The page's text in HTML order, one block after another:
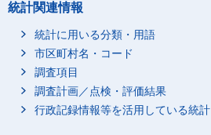
統計関連情報
統計に用いる分類・用語
市区町村名・コード
調査項目
調査計画／点検・評価結果
行政記録情報等を活用している統計